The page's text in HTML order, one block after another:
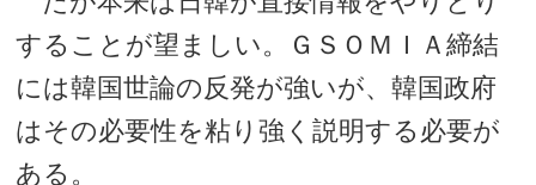
することが望ましい。ＧＳＯＭＩＡ締結
には韓国世論の反発が強いが、韓国政府
はその必要性を粘り強く説明する必要が
ある。